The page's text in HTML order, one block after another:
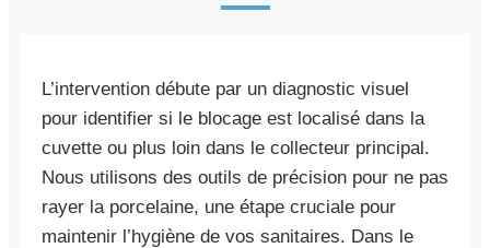
L’intervention débute par un diagnostic visuel
pour identifier si le blocage est localisé dans la
cuvette ou plus loin dans le collecteur principal.
Nous utilisons des outils de précision pour ne pas
rayer la porcelaine, une étape cruciale pour
maintenir l’hygiène de vos sanitaires. Dans le